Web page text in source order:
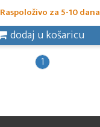
Raspoloživo za 5-10 dana
dodaj u košaricu
1